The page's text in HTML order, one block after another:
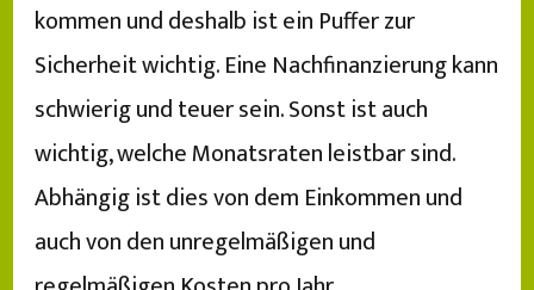
kommen und deshalb ist ein Puffer zur
Sicherheit wichtig. Eine Nachfinanzierung kann
schwierig und teuer sein. Sonst ist auch
wichtig, welche Monatsraten leistbar sind.
Abhängig ist dies von dem Einkommen und
auch von den unregelmäßigen und